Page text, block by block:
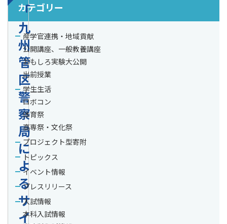
「
九
州
管
区
警
察
局
に
よ
る
サ
イ
カテゴリー
産学官連携・地域貢献
公開講座、一般教養講座
おもしろ実験大公開
出前授業
学生生活
ロボコン
体育祭
高専祭・文化祭
プロジェクト型寄附
トピックス
イベント情報
プレスリリース
入試情報
本科入試情報